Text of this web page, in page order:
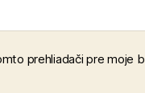
prehliadači pre moje